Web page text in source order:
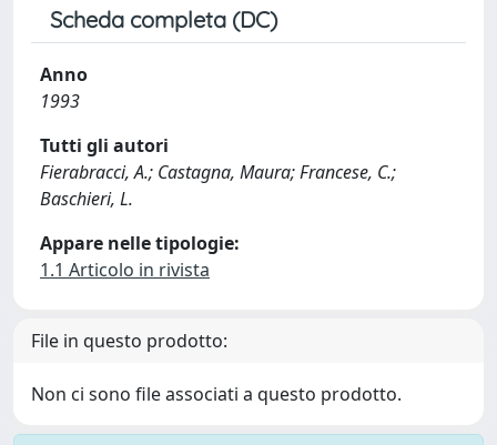
Scheda completa (DC)
Anno
1993
Tutti gli autori
Fierabracci, A.; Castagna, Maura; Francese, C.;
Baschieri, L.
Appare nelle tipologie:
1.1 Articolo in rivista
File in questo prodotto:
Non ci sono file associati a questo prodotto.